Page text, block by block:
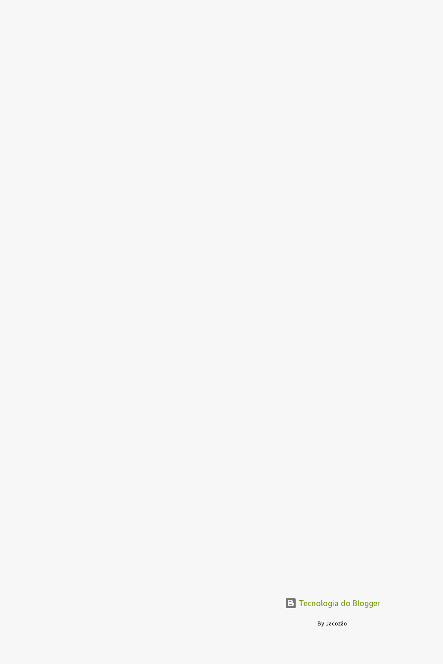
Tecnologia do Blogger
By Jacozão